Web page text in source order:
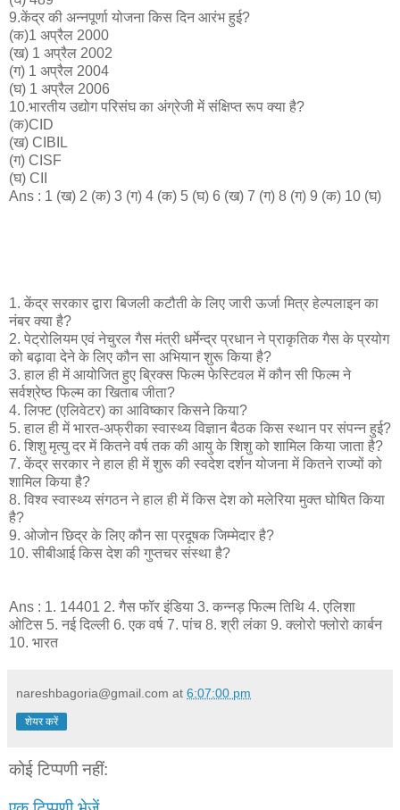
9.केंद्र की अन्नपूर्णा योजना किस दिन आरंभ हुई?
(क)1 अप्रैल 2000
(ख) 1 अप्रैल 2002
(ग) 1 अप्रैल 2004
(घ) 1 अप्रैल 2006
10.भारतीय उद्योग परिसंघ का अंग्रेजी में संक्षिप्त रूप क्या है?
(क)CID
(ख) CIBIL
(ग) CISF
(घ) CII
Ans : 1 (ख) 2 (क) 3 (ग) 4 (क) 5 (घ) 6 (ख) 7 (ग) 8 (ग) 9 (क) 10 (घ)
1. केंद्र सरकार द्वारा बिजली कटौती के लिए जारी ऊर्जा मित्र हेल्पलाइन का
नंबर क्या है?
2. पेट्रोलियम एवं नेचुरल गैस मंत्री धर्मेन्द्र प्रधान ने प्राकृतिक गैस के प्रयोग
को बढ़ावा देने के लिए कौन सा अभियान शुरू किया है?
3. हाल ही में आयोजित हुए ब्रिक्स फिल्म फेस्टिवल में कौन सी फिल्म ने
सर्वश्रेष्ठ फिल्म का खिताब जीता?
4. लिफ्ट (एलिवेटर) का आविष्कार किसने किया?
5. हाल ही में भारत-अफ्रीका स्वास्थ्य विज्ञान बैठक किस स्थान पर संपन्न हुई?
6. शिशु मृत्यु दर में कितने वर्ष तक की आयु के शिशु को शामिल किया जाता है?
7. केंद्र सरकार ने हाल ही में शुरू की स्वदेश दर्शन योजना में कितने राज्यों को
शामिल किया है?
8. विश्व स्वास्थ्य संगठन ने हाल ही में किस देश को मलेरिया मुक्त घोषित किया
है?
9. ओजोन छिद्र के लिए कौन सा प्रदूषक जिम्मेदार है?
10. सीबीआई किस देश की गुप्तचर संस्था है?
Ans : 1. 14401 2. गैस फॉर इंडिया 3. कन्नड़ फिल्म तिथि 4. एलिशा
ओटिस 5. नई दिल्ली 6. एक वर्ष 7. पांच 8. श्री लंका 9. क्लोरो फ्लोरो कार्बन
10. भारत
nareshbagoria@gmail.com at 6:07:00 pm
शेयर करें
कोई टिप्पणी नहीं: